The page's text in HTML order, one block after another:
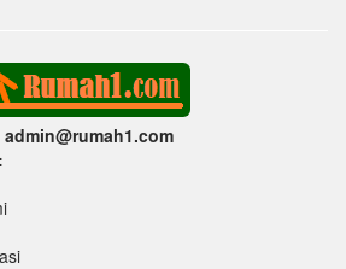
admin@rumah1.com